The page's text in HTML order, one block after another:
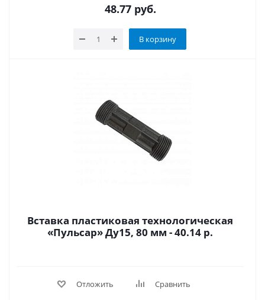
48.77 руб.
В корзину
Вставка пластиковая технологическая
«Пульсар» Ду15, 80 мм - 40.14 р.
Отложить Сравнить